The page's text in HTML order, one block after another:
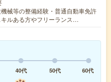
械等の整備経験・普通自動車免許
ルある方やフリーランス…
40代 50代
60代